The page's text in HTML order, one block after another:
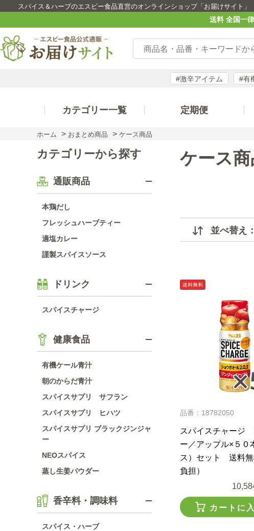
スパイス＆ハーブのエスビー食品直営のオンラインショップ「お届けサイト」
送料 全国一
#激辛アイテム #有
カテゴリー一覧 定期便
ホーム > おまとめ商品 > ケース商品
カテゴリーから探す
通販商品
本鶏だし
フレッシュハーブティー
適塩カレー
謹製スパイスソース
ドリンク
スパイスチャージ
健康食品
有機ケール青汁
朝のからだ青汁
スパイスサプリ サフラン
スパイスサプリ ヒハツ
スパイスサプリ ブラックジンジャ
ー
NEOスパイス
蒸し生姜パウダー
香辛料・調味料
スパイス・ハーブ
ケース商
並べ替え：
品番：18782050
スパイスチャージ
ー／アップル×５０
ス）セット 送料無
負担）
カートに